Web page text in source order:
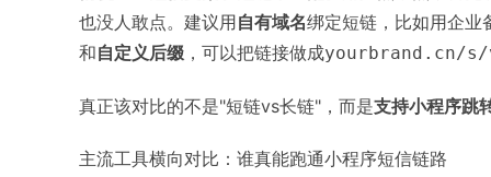
也没人敢点。建议用自有域名绑定短链，比如用企业
和自定义后缀 ，可以把链接做成yourbrand.cn/
真正该对比的不是"短链vs长链"，而是支持小程序跳
主流工具横向对比：谁真能跑通小程序短信链路